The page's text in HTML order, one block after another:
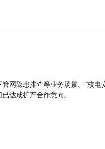
网隐患排查等业务场景。“核电
达成扩产合作意向。